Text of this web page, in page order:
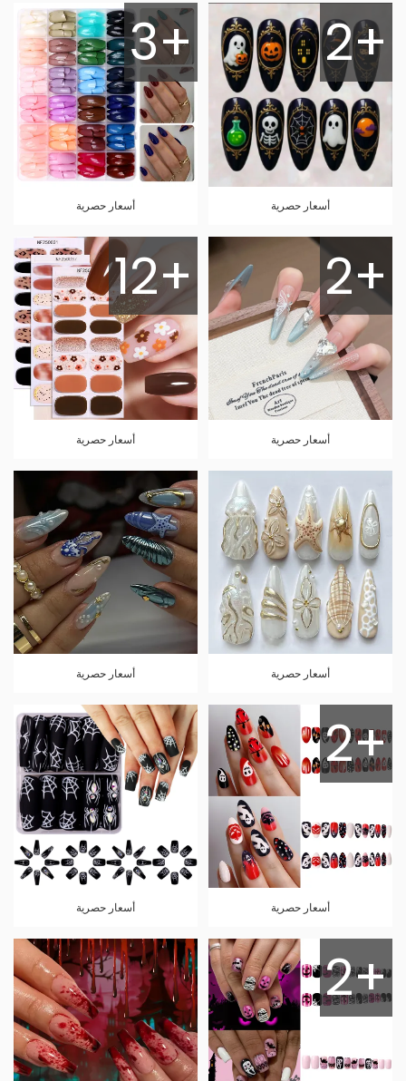
2+
أسعار حصرية
3+
أسعار حصرية
2+
أسعار حصرية
12+
أسعار حصرية
أسعار حصرية أسعار حصرية
2+
أسعار حصرية أسعار حصرية
2+